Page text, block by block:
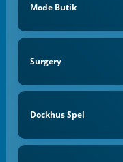
Mode Butik
Surgery
Dockhus Spel